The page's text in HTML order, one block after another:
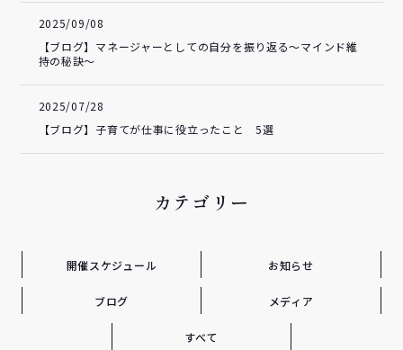
2025/09/08
【ブログ】マネージャーとしての自分を振り返る～マインド維
持の秘訣～
2025/07/28
【ブログ】子育てが仕事に役立ったこと 5選
カテゴリー
開催スケジュール お知らせ
ブログ メディア
すべて